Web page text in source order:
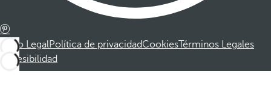
Aviso LegalPolítica de privacidadCookiesTérminos Legales
Accesibilidad